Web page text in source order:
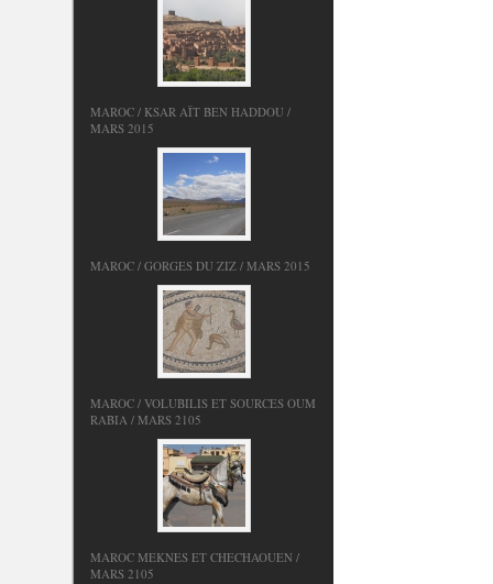
MAROC / KSAR AÏT BEN HADDOU /
MARS 2015
MAROC / GORGES DU ZIZ / MARS 2015
MAROC / VOLUBILIS ET SOURCES OUM
RABIA / MARS 2105
MAROC MEKNES ET CHECHAOUEN /
MARS 2105